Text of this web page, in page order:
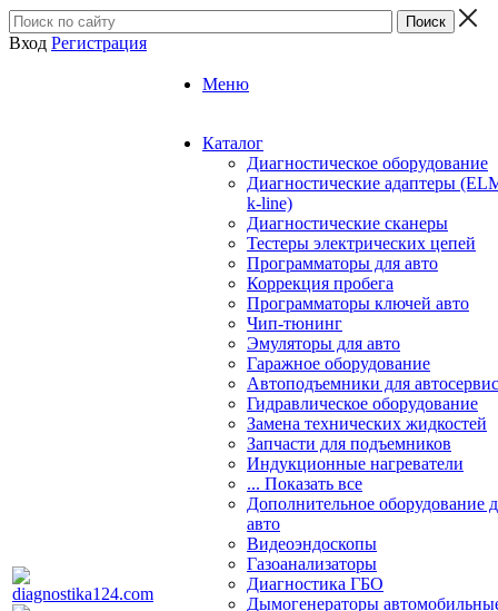
Вход Регистрация
Меню
Каталог
Диагностическое оборудование
Диагностические адаптеры
k-line)
Диагностические сканеры
Тестеры электрических цепей
Программаторы для авто
Коррекция пробега
Программаторы ключей авто
Чип-тюнинг
Эмуляторы для авто
Гаражное оборудование
Автоподъемники для
Гидравлическое оборудование
Замена технических жидкостей
Запчасти для подъемников
Индукционные нагреватели
... Показать все
Дополнительное оборудование
авто
Видеоэндоскопы
Газоанализаторы
Диагностика ГБО
Дымогенераторы